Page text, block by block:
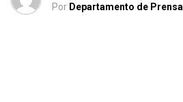
Por Departamento de Prensa